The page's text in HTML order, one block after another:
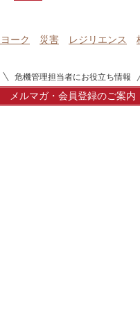
ーク 災害 レジリエンス
危機管理担当者にお役立ち情報
メルマガ・会員登録のご案内